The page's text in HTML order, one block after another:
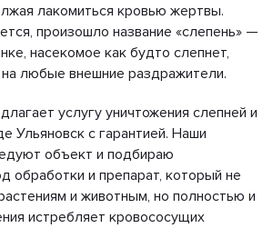
лакомиться кровью жертвы.
произошло название «слепень» —
насекомое как будто слепнет,
на любые внешние раздражители.
услугу уничтожения слепней и
Ульяновск с гарантией. Наши
объект и подбираю
обработки и препарат, который не
и животным, но полностью и
истребляет кровососущих